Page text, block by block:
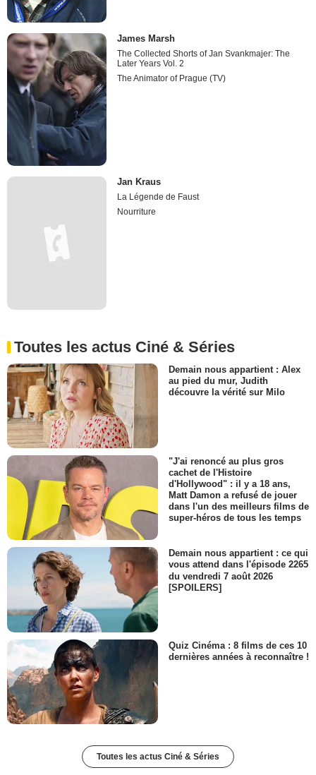
James Marsh
The Collected Shorts of Jan Svankmajer: The
Later Years Vol. 2
The Animator of Prague (TV)
Jan Kraus
La Légende de Faust
Nourriture
Toutes les actus Ciné & Séries
Demain nous appartient : Alex
au pied du mur, Judith
découvre la vérité sur Milo
"J'ai renoncé au plus gros
cachet de l'Histoire
d'Hollywood" : il y a 18 ans,
Matt Damon a refusé de jouer
dans l'un des meilleurs films de
super-héros de tous les temps
Demain nous appartient : ce qui
vous attend dans l'épisode 2265
du vendredi 7 août 2026
[SPOILERS]
Quiz Cinéma : 8 films de ces 10
dernières années à reconnaître !
Toutes les actus Ciné & Séries